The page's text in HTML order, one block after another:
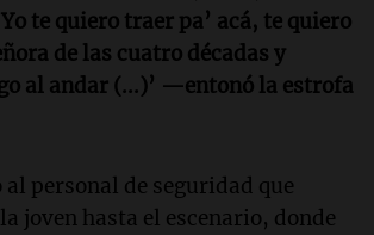
te quiero traer pa’ acá, te quiero
de las cuatro décadas y
al andar (...)’ —entonó la estrofa
personal de seguridad que
joven hasta el escenario, donde